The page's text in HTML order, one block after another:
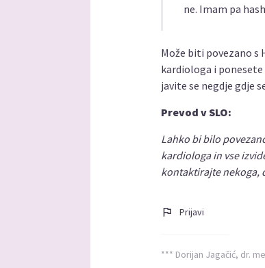
ne. Imam pa
Može biti povezano
kardiologa i
javite se negdje gdje
Prevod v SLO:
Lahko bi bilo
kardiologa in vse
kontaktirajte nekoga,
Prijavi
*** Dorijan Jagačić, dr.